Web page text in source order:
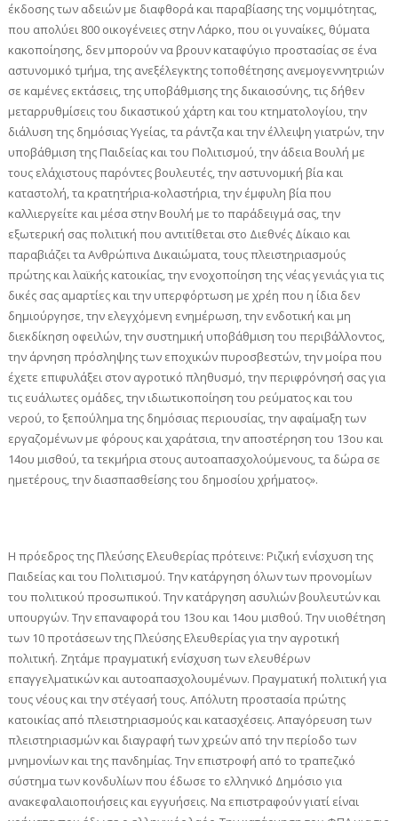
έκδοσης των αδειών με διαφθορά και παραβίασης της νομιμότητας,
που απολύει 800 οικογένειες στην Λάρκο, που οι γυναίκες, θύματα
κακοποίησης, δεν μπορούν να βρουν καταφύγιο προστασίας σε ένα
αστυνομικό τμήμα, της ανεξέλεγκτης τοποθέτησης ανεμογεννητριών
σε καμένες εκτάσεις, της υποβάθμισης της δικαιοσύνης, τις δήθεν
μεταρρυθμίσεις του δικαστικού χάρτη και του κτηματολογίου, την
διάλυση της δημόσιας Υγείας, τα ράντζα και την έλλειψη γιατρών, την
υποβάθμιση της Παιδείας και του Πολιτισμού, την άδεια Βουλή με
τους ελάχιστους παρόντες βουλευτές, την αστυνομική βία και
καταστολή, τα κρατητήρια-κολαστήρια, την έμφυλη βία που
καλλιεργείτε και μέσα στην Βουλή με το παράδειγμά σας, την
εξωτερική σας πολιτική που αντιτίθεται στο Διεθνές Δίκαιο και
παραβιάζει τα Ανθρώπινα Δικαιώματα, τους πλειστηριασμούς
πρώτης και λαϊκής κατοικίας, την ενοχοποίηση της νέας γενιάς για τις
δικές σας αμαρτίες και την υπερφόρτωση με χρέη που η ίδια δεν
δημιούργησε, την ελεγχόμενη ενημέρωση, την ενδοτική και μη
διεκδίκηση οφειλών, την συστημική υποβάθμιση του περιβάλλοντος,
την άρνηση πρόσληψης των εποχικών πυροσβεστών, την μοίρα που
έχετε επιφυλάξει στον αγροτικό πληθυσμό, την περιφρόνησή σας για
τις ευάλωτες ομάδες, την ιδιωτικοποίηση του ρεύματος και του
νερού, το ξεπούλημα της δημόσιας περιουσίας, την αφαίμαξη των
εργαζομένων με φόρους και χαράτσια, την αποστέρηση του 13ου και
14ου μισθού, τα τεκμήρια στους αυτοαπασχολούμενους, τα δώρα σε
ημετέρους, την διασπασθείσης του δημοσίου χρήματος».
Η πρόεδρος της Πλεύσης Ελευθερίας πρότεινε: Ριζική ενίσχυση της
Παιδείας και του Πολιτισμού. Την κατάργηση όλων των προνομίων
του πολιτικού προσωπικού. Την κατάργηση ασυλιών βουλευτών και
υπουργών. Την επαναφορά του 13ου και 14ου μισθού. Την υιοθέτηση
των 10 προτάσεων της Πλεύσης Ελευθερίας για την αγροτική
πολιτική. Ζητάμε πραγματική ενίσχυση των ελευθέρων
επαγγελματικών και αυτοαπασχολουμένων. Πραγματική πολιτική για
τους νέους και την στέγασή τους. Απόλυτη προστασία πρώτης
κατοικίας από πλειστηριασμούς και κατασχέσεις. Απαγόρευση των
πλειστηριασμών και διαγραφή των χρεών από την περίοδο των
μνημονίων και της πανδημίας. Την επιστροφή από το τραπεζικό
σύστημα των κονδυλίων που έδωσε το ελληνικό Δημόσιο για
ανακεφαλαιοποιήσεις και εγγυήσεις. Να επιστραφούν γιατί είναι